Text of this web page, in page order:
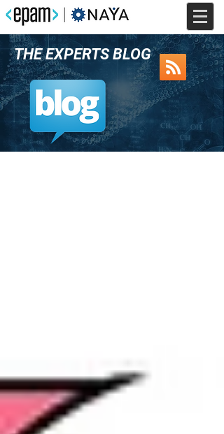
THE EXPERTS BLOG